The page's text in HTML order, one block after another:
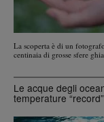
La scoperta è di un
centinaia di grosse sfere
Le acque degli
temperature “record”